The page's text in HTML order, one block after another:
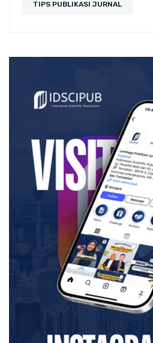
TIPS PUBLIKASI JURNAL